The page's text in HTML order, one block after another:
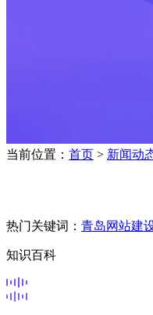
当前位置： 首页 > 新闻动
热门关键词： 青岛网站建
知识百科